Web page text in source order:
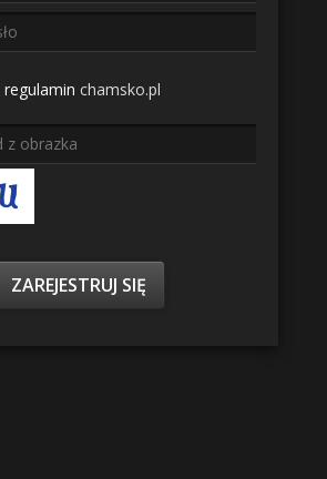
regulamin chamsko.pl